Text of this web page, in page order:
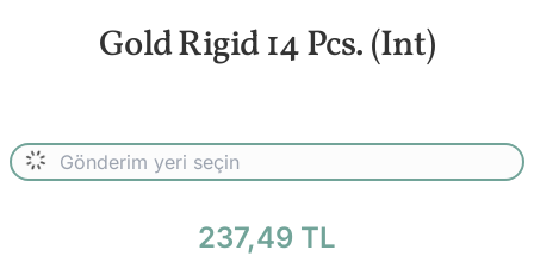
Gold Rigid 14 Pcs. (Int)
237,49 TL